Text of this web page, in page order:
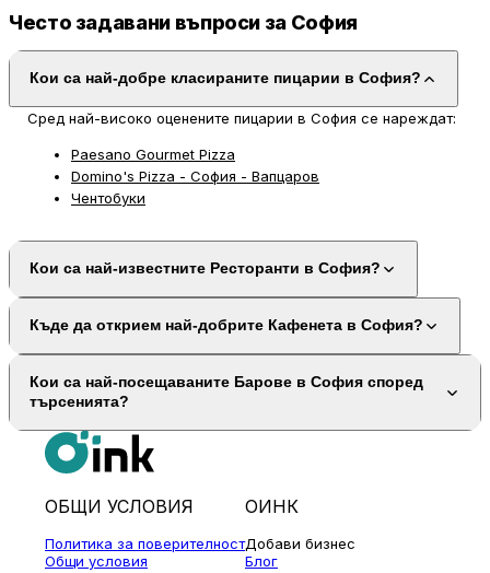
Често задавани въпроси за София
Кои са най-добре класираните пицарии в София?
Сред най-високо оценените пицарии в София се нареждат:
Paesano Gourmet Pizza
Domino's Pizza - София - Вапцаров
Чентобуки
Кои са най-известните Ресторанти в София?
Къде да открием най-добрите Кафенета в София?
Кои са най-посещаваните Барове в София според
търсенията?
ОБЩИ УСЛОВИЯ
Политика за поверителност
Общи условия
ОИНК
Добави бизнес
Блог